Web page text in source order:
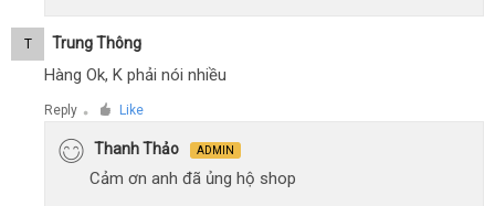
T Trung Thông
Hàng Ok, K phải nói nhiều
Reply ● Like
Thanh Thảo ADMIN
Cảm ơn anh đã ủng hộ shop